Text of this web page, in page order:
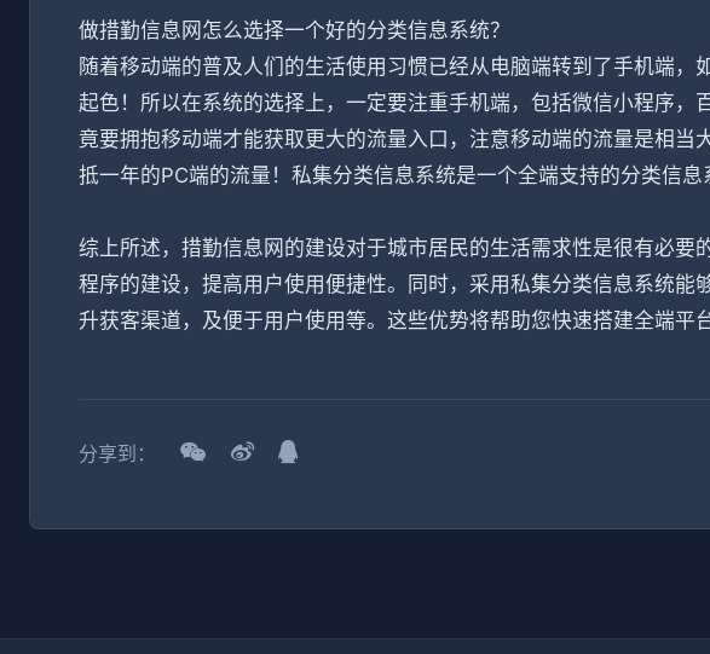
做措勤信息网怎么选择一个好的分类信息系统？
随着移动端的普及人们的生活使用习惯已经从电脑端转到了手机端，
起色！所以在系统的选择上，一定要注重手机端，包括微信小程序，
竟要拥抱移动端才能获取更大的流量入口，注意移动端的流量是相当
抵一年的PC端的流量！私集分类信息系统是一个全端支持的分类信息
综上所述，措勤信息网的建设对于城市居民的生活需求性是很有必要
程序的建设，提高用户使用便捷性。同时，采用私集分类信息系统能
升获客渠道，及便于用户使用等。这些优势将帮助您快速搭建全端平
分享到：